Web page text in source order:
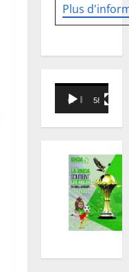
Plus
Lecteur
vidéo
00:00 58:18